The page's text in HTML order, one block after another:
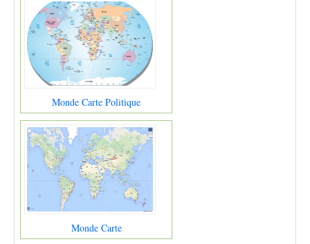
Monde Carte Politique
Monde Carte